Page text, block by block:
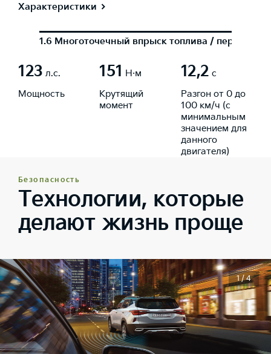
Характеристики
1.6 Многоточечный впрыск топлива / передний
123 л.с.
Мощность
151 Н·м
Крутящий
момент
12,2 с
Разгон от 0 до
100 км/ч (с
минимальным
значением для
данного
двигателя)
Безопасность
Технологии, которые
делают жизнь проще
1 / 4